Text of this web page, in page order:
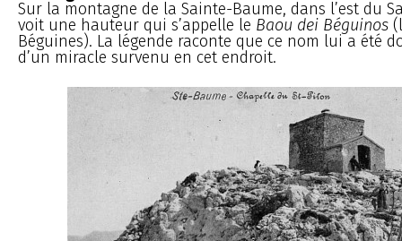
Sur la montagne de la Sainte-Baume, dans l’est du
voit une hauteur qui s’appelle le Baou dei Béguinos
Béguines). La légende raconte que ce nom lui a été
d’un miracle survenu en cet endroit.